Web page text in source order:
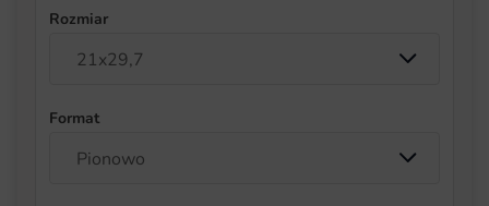
Rozmiar
Format